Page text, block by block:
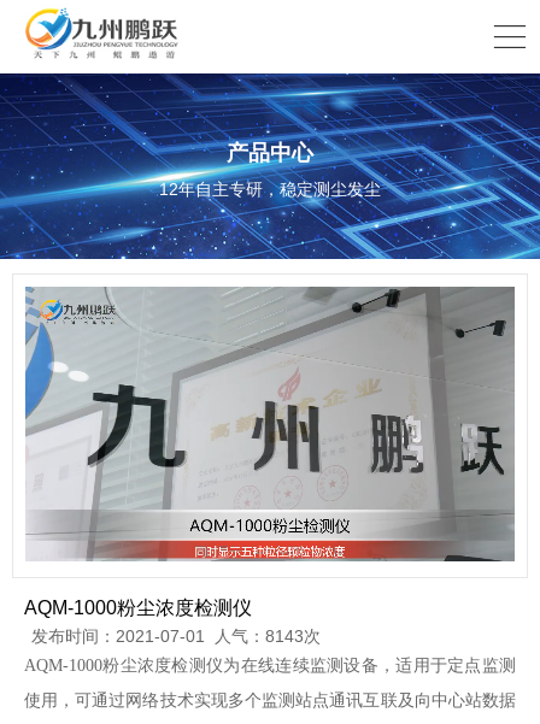
产品中心
12年自主专研，稳定测尘发尘
AQM-1000粉尘浓度检测仪
发布时间：2021-07-01 人气：8143次
AQM-1000粉尘浓度检测仪为在线连续监测设备，适用于定点监测
使用，可通过网络技术实现多个监测站点通讯互联及向中心站数据